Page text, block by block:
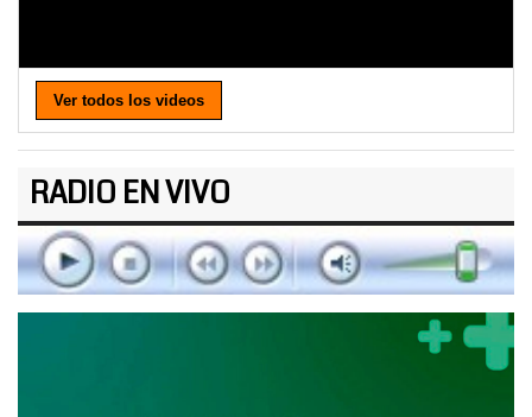
Ver todos los videos
RADIO EN VIVO